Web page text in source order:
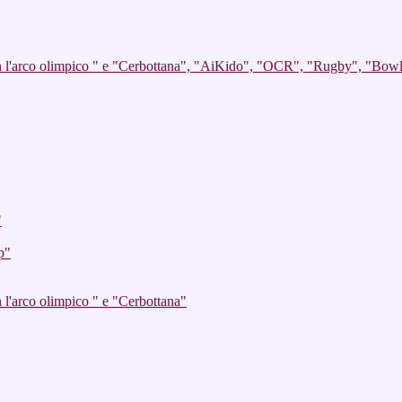
l'arco olimpico " e "Cerbottana", "AiKido", "OCR", "Rugby",
l'arco olimpico " e "Cerbottana"